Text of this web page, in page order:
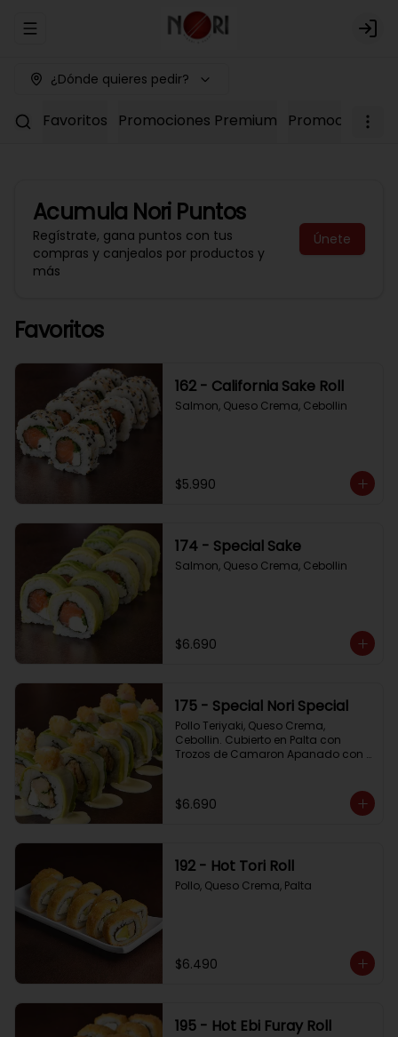
Abrir menu de navegación Login
¿Dónde quieres pedir?
Favoritos Promociones Premium Promociones
Acumula Nori Puntos
Regístrate, gana puntos con tus
compras y canjealos por productos y
más
Únete
Favoritos
162 - California Sake Roll
Salmon, Queso Crema, Cebollin
$5.990
174 - Special Sake
Salmon, Queso Crema, Cebollin
$6.690
175 - Special Nori Special
Pollo Teriyaki, Queso Crema,
Cebollin. Cubierto en Palta con
Trozos de Camaron Apanado con
$6.690
192 - Hot Tori Roll
Pollo, Queso Crema, Palta
$6.490
195 - Hot Ebi Furay Roll